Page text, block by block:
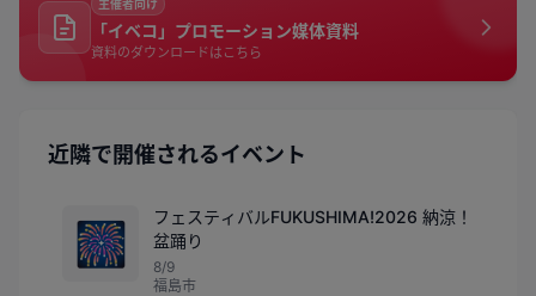
主催者向け
「イベコ」プロモーション媒体資料
資料のダウンロードはこちら
近隣で開催されるイベント
🎆
フェスティバルFUKUSHIMA!2026 納涼！
盆踊り
8/9
福島市